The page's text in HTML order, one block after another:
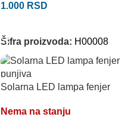
1.000 RSD
Šifra proizvoda: H00008
Solarna LED lampa fenjer
Nema na stanju